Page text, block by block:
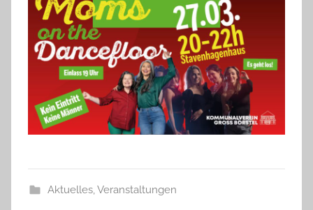
a
b
e
a
B
i
e
n
Aktuelles,Veranstaltungen